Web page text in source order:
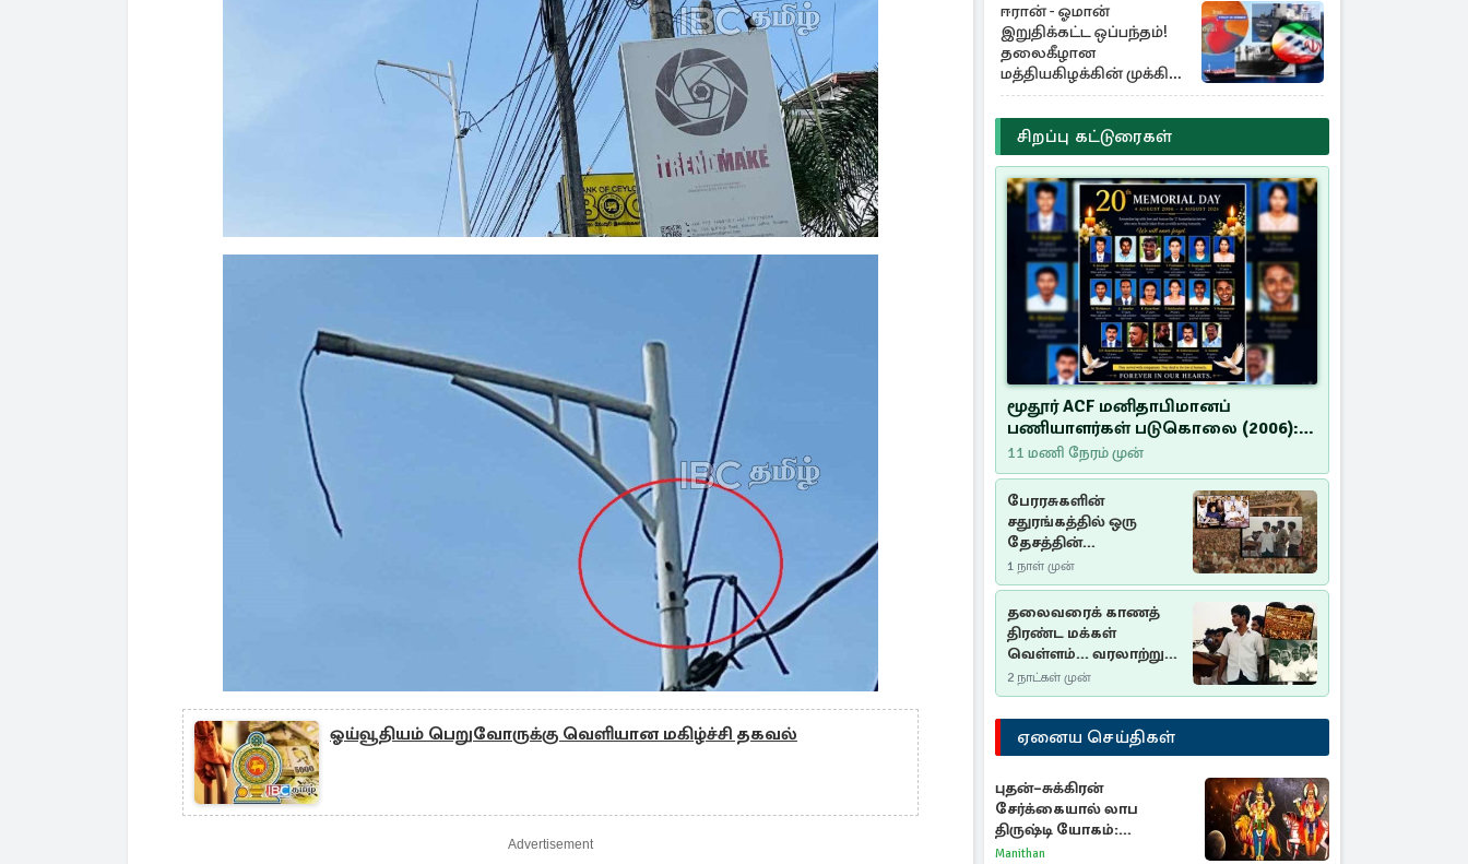
ஓய்வூதியம் பெறுவோருக்கு வெளியான மகிழ்ச்சி தகவல்
Advertisement
ஈரான் - ஓமான்
இறுதிக்கட்ட ஒப்பந்தம்!
தலைகீழான
மத்தியகிழக்கின் முக்கிய
பங்கு குறியீடுகள்
சிறப்பு கட்டுரைகள்
மூதூர் ACF மனிதாபிமானப்
பணியாளர்கள் படுகொலை (2006):
20 ஆண்டுகளாகியும் நீதி
மறுக்கப்பட்ட மனிதாபிமானப்
பேரவலம்
11 மணி நேரம் முன்
பேரரசுகளின்
சதுரங்கத்தில் ஒரு
தேசத்தின்
தீர்க்கதரிசனம் :
சுதுமலை பிரகடனம்
ஒரு வரலாற்றுப் பாடம்
1 நாள் முன்
தலைவரைக் காணத்
திரண்ட மக்கள்
வெள்ளம்... வரலாற்றுச்
சிறப்புமிக்க சுதுமலைப்
பிரகடனம்…
2 நாட்கள் முன்
ஏனைய செய்திகள்
புதன்–சுக்கிரன்
சேர்க்கையால் லாப
திருஷ்டி யோகம்:
அதிர்ஷ்டம் பெறும் டாப் 3
Manithan